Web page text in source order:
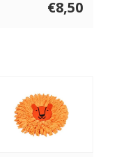
€8,50